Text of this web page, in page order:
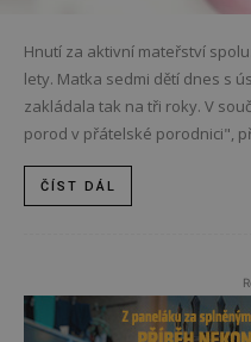
Hnutí za aktivní mateřství
lety. Matka sedmi dětí dnes s
zakládala tak na tři roky. V
porod v přátelské porodnici",
ČÍST DÁL